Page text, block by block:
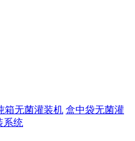
箱无菌灌装机 盒中袋无菌灌
系统